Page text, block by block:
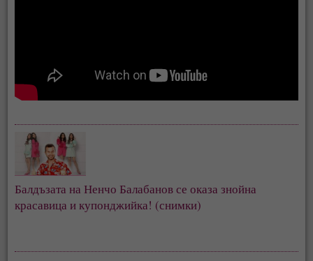
Балдъзата на Ненчо Балабанов се оказа знойна
красавица и купонджийка! (снимки)